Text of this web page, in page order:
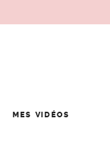
MES VIDÉOS